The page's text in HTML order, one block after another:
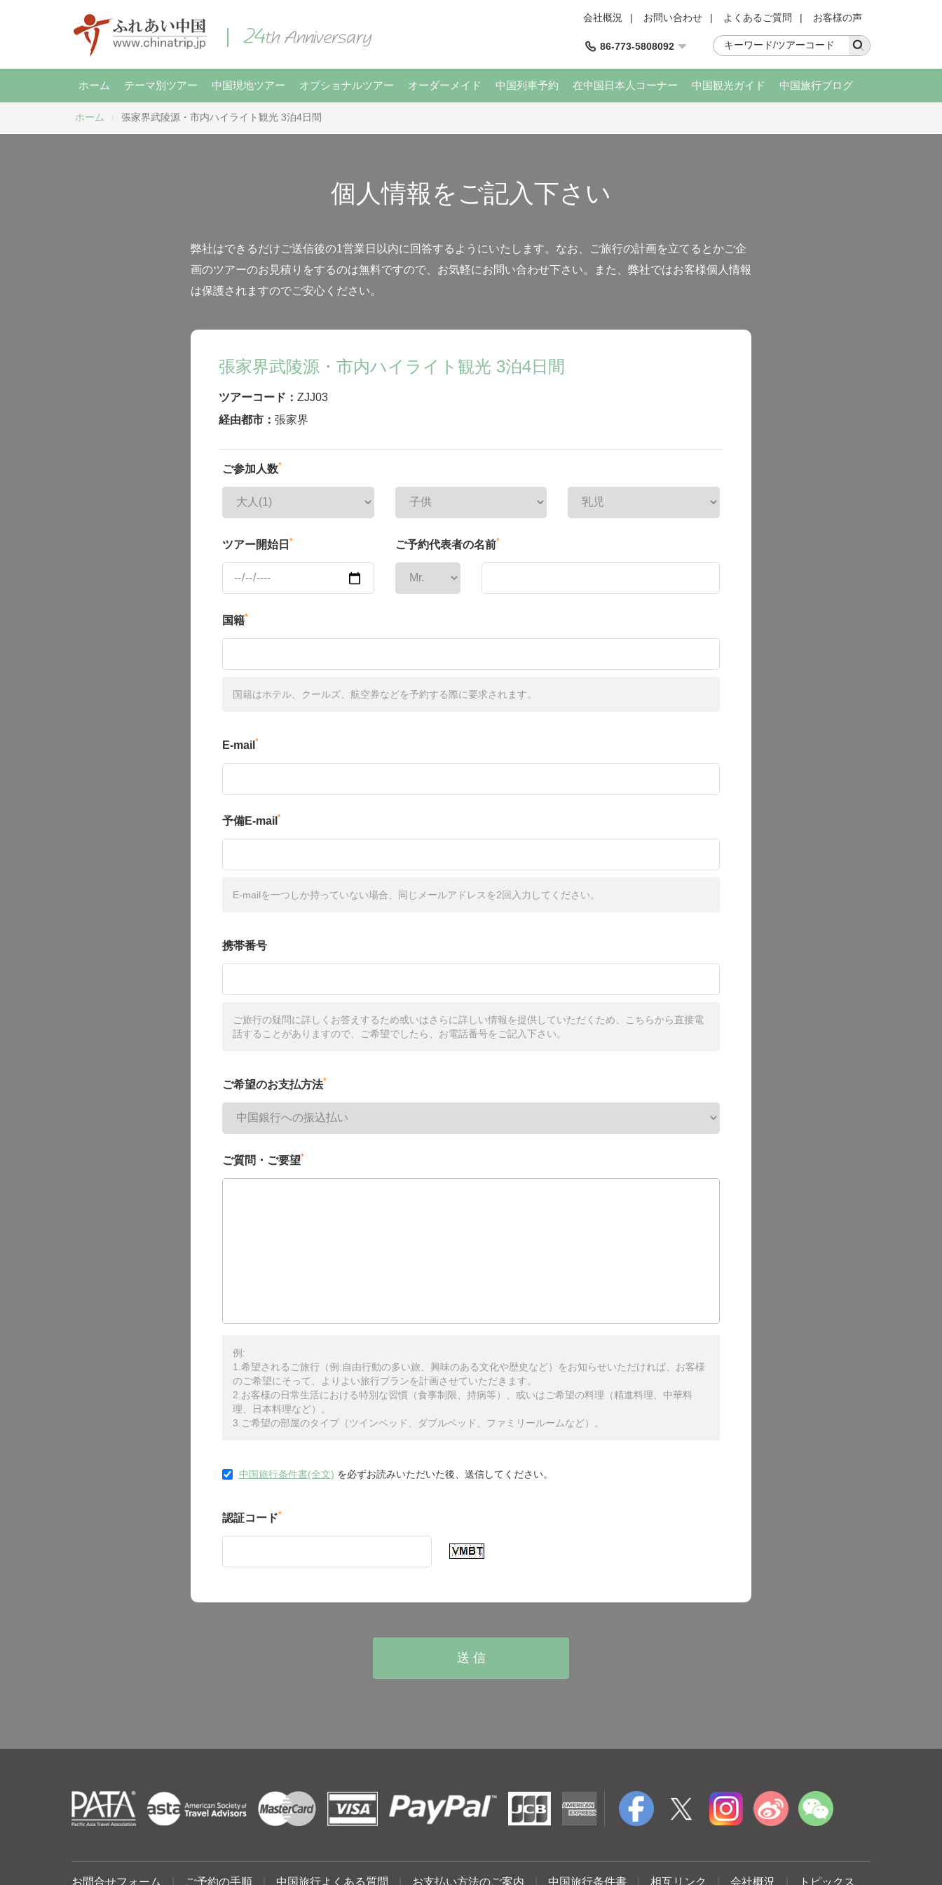
会社概況 | お問い合わせ | よくあるご質問 | お客様の声
86-773-5808092
ホーム テーマ別ツアー 中国現地ツアー オプショナルツアー オーダーメイド 中国列車予約 在中国日本人コーナー 中国観光ガイド 中国旅行ブログ
ホーム 張家界武陵源・市内ハイライト観光 3泊4日間
個人情報をご記入下さい
弊社はできるだけご送信後の1営業日以内に回答するようにいたします。なお、ご旅行の計画を立てるとかご企
画のツアーのお見積りをするのは無料ですので、お気軽にお問い合わせ下さい。また、弊社ではお客様個人情報
は保護されますのでご安心ください。
張家界武陵源・市内ハイライト観光 3泊4日間
ツアーコード： ZJJ03
経由都市： 張家界
ご参加人数*
ツアー開始日 * ご予約代表者の名前*
国籍*
国籍はホテル、クールズ、航空券などを予約する際に要求されます。
E-mail *
予備E-mail *
E-mailを一つしか持っていない場合、同じメールアドレスを2回入力してください。
携帯番号
ご旅行の疑問に詳しくお答えするため或いはさらに詳しい情報を提供していただくため、こちらから直接電
話することがありますので、ご希望でしたら、お電話番号をご記入下さい。
ご希望のお支払方法*
ご質問・ご要望*
例:
1.希望されるご旅行（例:自由行動の多い旅、興味のある文化や歴史など）をお知らせいただければ、お客様
のご希望にそって、よりよい旅行プランを計画させていただきます。
2.お客様の日常生活における特別な習慣（食事制限、持病等）、或いはご希望の料理（精進料理、中華料
理、日本料理など）。
3.ご希望の部屋のタイプ（ツインベッド、ダブルベッド、ファミリールームなど）。
中国旅行条件書(全文) を必ずお読みいただいた後、送信してください。
認証コード*
お問合せフォーム ご予約の手順 中国旅行よくある質問 お支払い方法のご案内 中国旅行条件書 相互リンク 会社概況 トピックス